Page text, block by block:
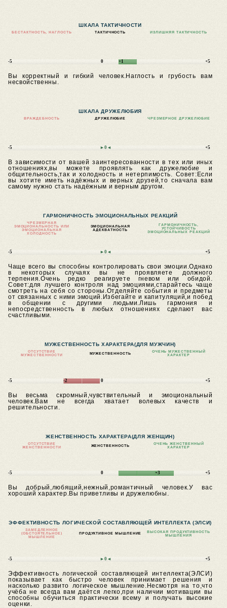
ШКАЛА ТАКТИЧНОСТИ
БЕСТАКТНОСТЬ, НАГЛОСТЬ ТАКТИЧНОСТЬ ИЗЛИШНЯЯ ТАКТИЧНОСТЬ
-5 0 +1 +5
Вы корректный и гибкий человек.Наглость и грубость вам
несвойственны.
ШКАЛА ДРУЖЕЛЮБИЯ
ВРАЖДЕБНОСТЬ ДРУЖЕЛЮБИЕ ЧРЕЗМЕРНОЕ ДРУЖЕЛЮБИЕ
-5 ►0◄ +5
В зависимости от вашей заинтересованности в тех или иных
отношениях,вы можете проявлять как дружелюбие и
общительность,так и холодность и нетерпимость. Совет:Если
вы хотите иметь надёжных и верных друзей,то сначала вам
самому нужно стать надёжным и верным другом.
ГАРМОНИЧНОСТЬ ЭМОЦИОНАЛЬНЫХ РЕАКЦИЙ
ЧРЕЗМЕРНАЯ
ЭМОЦИОНАЛЬНОСТЬ ИЛИ
ЭМОЦИОНАЛЬНАЯ
ХОЛОДНОСТЬ
ЭМОЦИОНАЛЬНАЯ
АДЕКВАТНОСТЬ
ГАРМОНИЧНОСТЬ,
УСТОЙЧИВОСТЬ
ЭМОЦИОНАЛЬНЫХ РЕАКЦИЙ
-5 ►0◄ +5
Чаще всего вы способны контролировать свои эмоции.Однако
в некоторых случаях вы не проявляете должного
терпения.Очень редко реагируете гневом или обидой.
Совет:для лучшего контроля над эмоциями,старайтесь чаще
смотреть на себя со стороны.Отделяйте события и предметы
от связанных с ними эмоций.Избегайте и капитуляций,и побед
в общении с другими людьми.Лишь гармония и
непосредственность в любых отношениях сделают вас
счастливыми.
МУЖЕСТВЕННОСТЬ ХАРАКТЕРА(ДЛЯ МУЖЧИН)
ОТСУТСТВИЕ
МУЖЕСТВЕННОСТИ
МУЖЕСТВЕННОСТЬ
ОЧЕНЬ МУЖЕСТВЕННЫЙ
ХАРАКТЕР
-5 -2 0 +5
Вы весьма скромный,чувствительный и эмоциональный
человек.Вам не всегда хватает волевых качеств и
решительности.
ЖЕНСТВЕННОСТЬ ХАРАКТЕРА(ДЛЯ ЖЕНЩИН)
ОТСУТСТВИЕ
ЖЕНСТВЕННОСТИ
ЖЕНСТВЕННОСТЬ
ОЧЕНЬ ЖЕНСТВЕННЫЙ
ХАРАКТЕР
-5 0 +3 +5
Вы добрый,любящий,нежный,романтичный человек.У вас
хороший характер.Вы приветливы и дружелюбны.
ЭФФЕКТИВНОСТЬ ЛОГИЧЕСКОЙ СОСТАВЛЯЮЩЕЙ ИНТЕЛЛЕКТА (ЭЛСИ)
ЗАМЕДЛЕННОЕ
(ОБСТОЯТЕЛЬНОЕ)
МЫШЛЕНИЕ
ПРОДУКТИВНОЕ МЫШЛЕНИЕ
ВЫСОКАЯ ПРОДУКТИВНОСТЬ
МЫШЛЕНИЯ
-5 ►0◄ +5
Эффективность логической составляющей интеллекта(ЭЛСИ)
показывает как быстро человек принимает решения и
насколько развито логическое мышление.Несмотря на то,что
учёба не всегда вам даётся легко,при наличии мотивации вы
способны обучиться практически всему и получать высокие
оценки.